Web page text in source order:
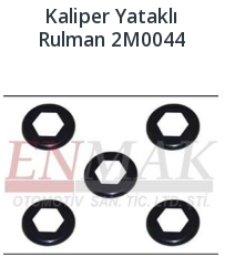
Kaliper Yataklı
Rulman 2M0044